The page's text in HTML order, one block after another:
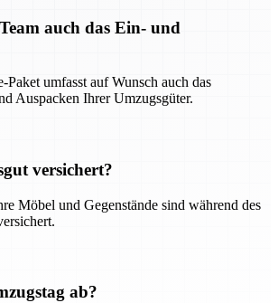
auch das Ein- und
Paket umfasst auf Wunsch auch das
Auspacken Ihrer Umzugsgüter.
versichert?
Möbel und Gegenstände sind während des
ab?